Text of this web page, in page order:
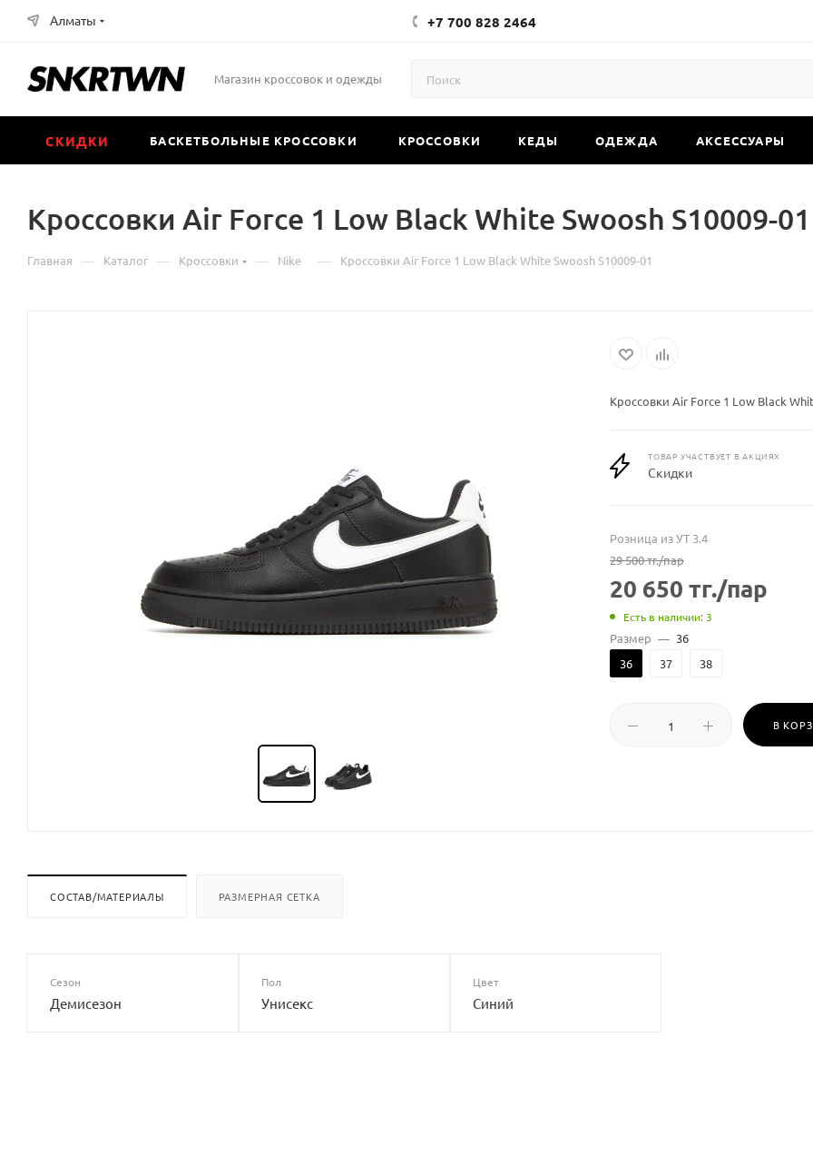
Алматы +7 700 828 2464
Магазин кроссовок и одежды
СКИДКИ БАСКЕТБОЛЬНЫЕ КРОССОВКИ КРОССОВКИ КЕДЫ ОДЕЖДА АКСЕССУАРЫ
Кроссовки Air Force 1 Low Black White Swoosh S10009-01
Главная — Каталог — Кроссовки — Nike — Кроссовки Air Force 1 Low Black White Swoosh S10009-01
Кроссовки Air Force 1 Low Black
ТОВАР УЧАСТВУЕТ В АКЦИЯХ
Скидки
Розница из УТ 3.4
29 500тг./пар
20 650 тг./пар
Есть в наличии: 3
Размер — 36
36
37 38
В
СОСТАВ/МАТЕРИАЛЫ РАЗМЕРНАЯ СЕТКА
Сезон
Демисезон
Пол
Унисекс
Цвет
Синий